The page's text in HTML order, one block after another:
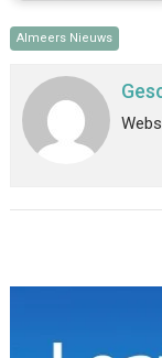
Almeers Nieuws